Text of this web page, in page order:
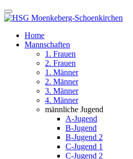
Home
Mannschaften
1. Frauen
2. Frauen
1. Männer
2. Männer
3. Männer
4. Männer
männliche Jugend
A-Jugend
B-Jugend
B-Jugend 2
C-Jugend 1
C-Jugend 2